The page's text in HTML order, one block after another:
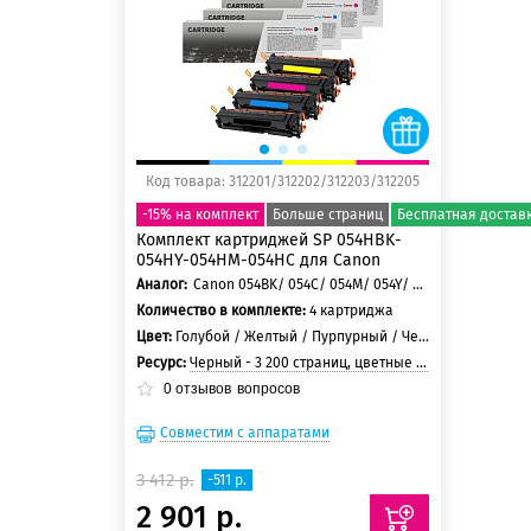
150 баллов
Код товара: 312201/312202/312203/312205
-15% на комплект
Больше страниц Бесплатная
Комплект картриджей SP 054HBK-
054HY-054HM-054HC для Canon
Аналог:
Canon 054BK/ 054C/ 054M/ 054Y/ Canon 054HBK/ 054HC/ 054HM/ 054HY
Количество в комплекте: 4 картриджа
Цвет: Голубой / Желтый / Пурпурный / Черный
Ресурс: Черный - 3 200 страниц, цветные - 2 500 страниц
0 отзывов вопросов
Совместим с аппаратами
3 412 р. -511 р.
2 901 р.